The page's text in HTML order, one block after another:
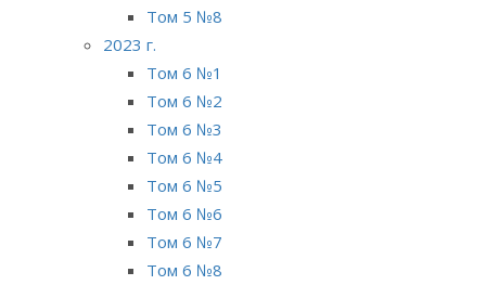
Том 5 №8
2023 г.
Том 6 №1
Том 6 №2
Том 6 №3
Том 6 №4
Том 6 №5
Том 6 №6
Том 6 №7
Том 6 №8